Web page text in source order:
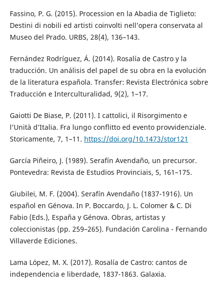
Fassino, P. G. (2015). Procession en la Abadia de Tiglieto:
Destini di nobili ed artisti coinvolti nell’opera conservata al
Museo del Prado. URBS, 28(4), 136–143.
Fernández Rodríguez, Á. (2014). Rosalía de Castro y la
traducción. Un análisis del papel de su obra en la evolución
de la literatura española. Transfer: Revista Electrónica sobre
Traducción e Interculturalidad, 9(2), 1–17.
Gaiotti De Biase, P. (2011). I cattolici, il Risorgimento e
l’Unità d’Italia. Fra lungo conflitto ed evento provvidenziale.
Storicamente, 7, 1–11. https://doi.org/10.1473/stor121
García Piñeiro, J. (1989). Serafín Avendaño, un precursor.
Pontevedra: Revista de Estudios Provinciais, 5, 161–175.
Giubilei, M. F. (2004). Serafín Avendaño (1837-1916). Un
español en Génova. In P. Boccardo, J. L. Colomer & C. Di
Fabio (Eds.), España y Génova. Obras, artistas y
coleccionistas (pp. 259–265). Fundación Carolina - Fernando
Villaverde Ediciones.
Lama López, M. X. (2017). Rosalía de Castro: cantos de
independencia e liberdade, 1837-1863. Galaxia.